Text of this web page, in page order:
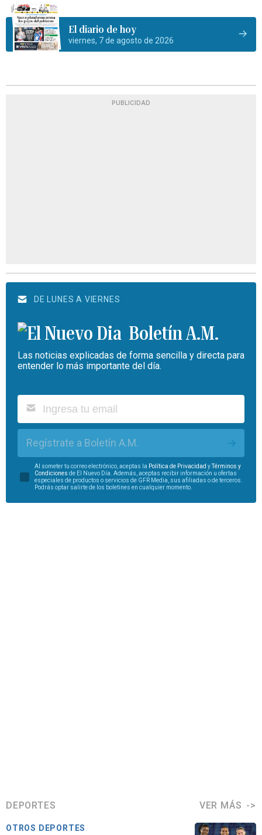
El diario de hoy
viernes, 7 de agosto de 2026
PUBLICIDAD
DE LUNES A VIERNES
Boletín A.M.
Las noticias explicadas de forma sencilla y directa para
entender lo más importante del día.
Regístrate a Boletín A.M.
Al someter tu correo electrónico, aceptas la Política de Privacidad yTérminos y
Condiciones de El Nuevo Día. Además, aceptas recibir información u ofertas
especiales de productos o servicios de GFR Media, sus afiliadas o de terceros.
Podrás optar salirte de los boletines en cualquier momento.
DEPORTES VER MÁS
OTROS DEPORTES